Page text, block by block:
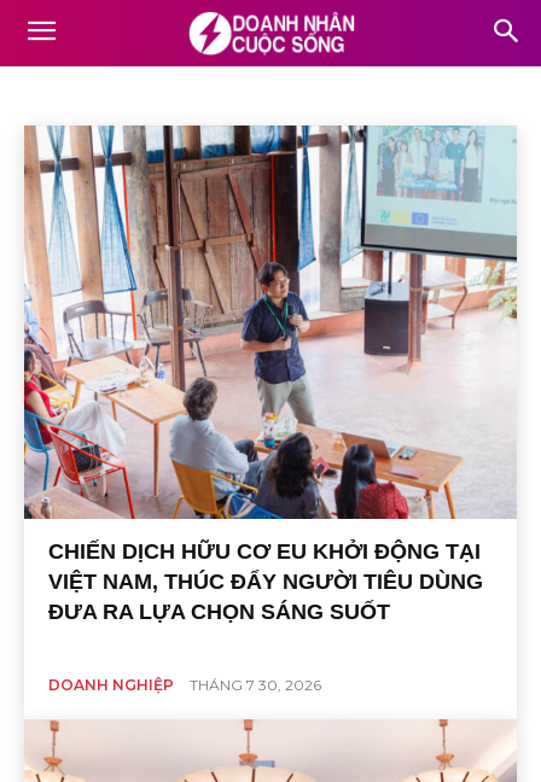
DOANH NGHIỆP
CHIẾN DỊCH HỮU CƠ EU KHỞI ĐỘNG TẠI
VIỆT NAM, THÚC ĐẨY NGƯỜI TIÊU DÙNG
ĐƯA RA LỰA CHỌN SÁNG SUỐT
DOANH NGHIỆP THÁNG 7 30, 2026